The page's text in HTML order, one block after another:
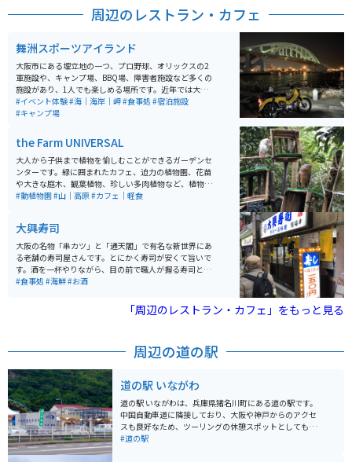
周辺のレストラン・カフェ
舞洲スポーツアイランド
大阪市にある埋立地の一つ、プロ野球、オリックスの2
軍施設や、キャンプ場、BBQ場、障害者施設など多くの
施設があり、1人でも楽しめる場所です。近年では大きな
会社の倉庫なども建設されて、バイクでは少し走行しに
くくはなっていますが、休日など大型車両がない日は道
#イベント体験#海｜海岸｜岬#食事処 #宿泊施設
#キャンプ場
the Farm UNIVERSAL
大人から子供まで植物を愉しむことができるガーデンセ
ンターです。緑に囲まれたカフェ、迫力の植物園、花苗
や大きな庭木、観葉植物、珍しい多肉植物など、植物を
体感しながら楽しむことができます。 リニューアルして
できるガーデンセンターになっています。
#動植物園#山｜高原#カフェ｜軽食
大興寿司
大阪の名物「串カツ」と「通天閣」で有名な新世界にあ
る老舗の寿司屋さんです。とにかく寿司が安くて旨いで
す。酒を一杯やりながら、目の前で職人が握る寿司と昭
和の風情漂う店の雰囲気と相まって、とってもいい感じ
#食事処 #海鮮#お酒
「周辺のレストラン・カフェ」をもっと見る
周辺の道の駅
道の駅 いながわ
道の駅 いながわは、兵庫県猪名川町にある道の駅です。
中国自動車道に隣接しており、大阪や神戸からのアクセ
スも良好なため、ツーリングの休憩スポットとしても人
気です。 地元産の新鮮な野菜や果物が販売されている直
#道の駅